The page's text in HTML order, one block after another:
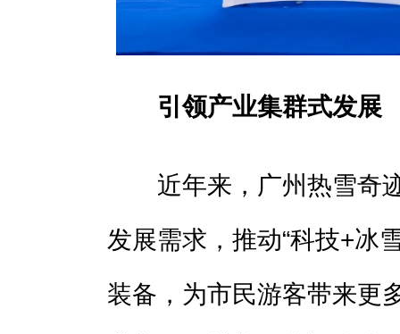
引领产业集群式发展
近年来，广州热雪奇迹
发展需求，推动“科技+冰
装备，为市民游客带来更